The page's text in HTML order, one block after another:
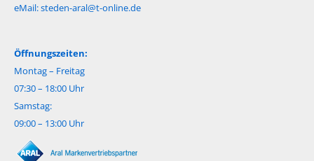
eMail:steden-aral@t-online.de
Öffnungszeiten:
Montag – Freitag
07:30 – 18:00 Uhr
Samstag:
09:00 – 13:00 Uhr